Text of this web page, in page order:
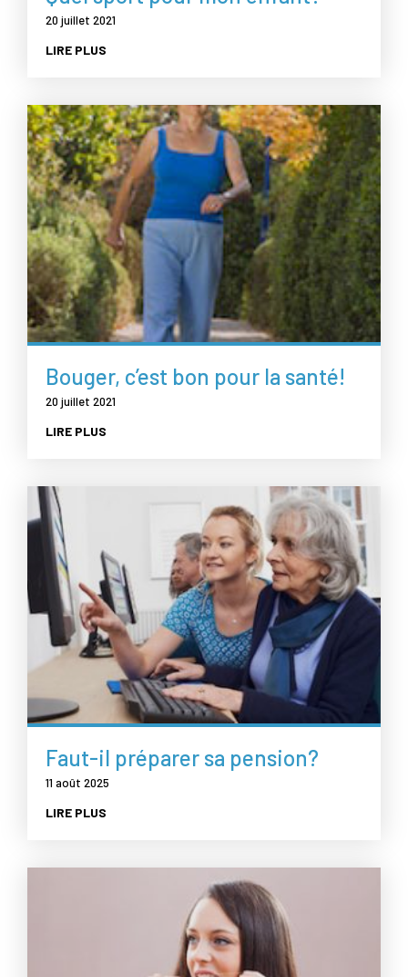
20 juillet 2021
LIRE PLUS
Bouger, c’est bon pour la santé!
20 juillet 2021
LIRE PLUS
Faut-il préparer sa pension?
11 août 2025
LIRE PLUS